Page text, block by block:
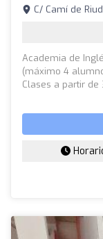
C/ Camí de
Academia de
(máximo 4
Clases a partir de